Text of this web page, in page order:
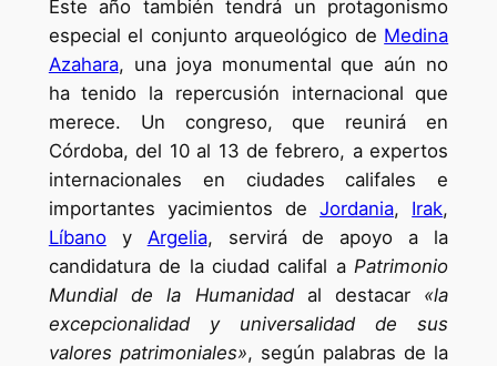
Este año también tendrá un protagonismo
especial el conjunto arqueológico de Medina
Azahara, una joya monumental que aún no
ha tenido la repercusión internacional que
merece. Un congreso, que reunirá en
Córdoba, del 10 al 13 de febrero, a expertos
internacionales en ciudades califales e
importantes yacimientos deJordania, Irak,
Líbanoy Argelia, servirá de apoyo a la
candidatura de la ciudad califal aPatrimonio
Mundial de la Humanidadal destacar «la
excepcionalidad y universalidad de sus
valores patrimoniales», según palabras de la